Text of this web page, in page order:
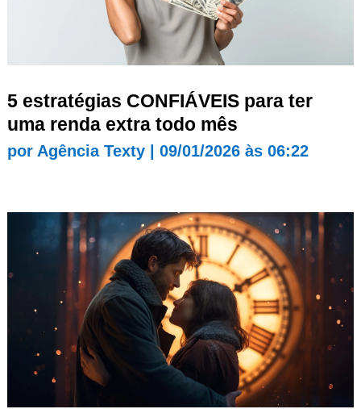
5 estratégias CONFIÁVEIS para ter
uma renda extra todo mês
por Agência Texty| 09/01/2026 às 06:22